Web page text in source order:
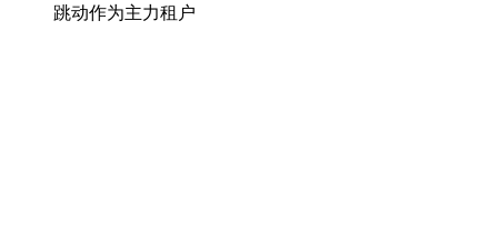
跳动作为主力租户